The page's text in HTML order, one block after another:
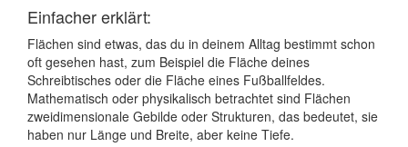
Einfacher erklärt:
Flächen sind etwas, das du in deinem Alltag bestimmt schon
oft gesehen hast, zum Beispiel die Fläche deines
Schreibtisches oder die Fläche eines Fußballfeldes.
Mathematisch oder physikalisch betrachtet sind Flächen
zweidimensionale Gebilde oder Strukturen, das bedeutet, sie
haben nur Länge und Breite, aber keine Tiefe.